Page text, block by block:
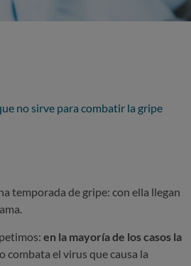
no sirve para combatir la gripe
temporada de gripe: con ella llegan
en la mayoría de los casos la
combata el virus que causa la